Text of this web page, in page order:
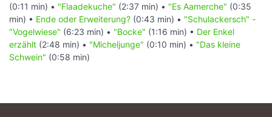
(0:11 min) • "Flaadekuche" (2:37 min) • "Es Aamerche" (0:35
min) • Ende oder Erweiterung? (0:43 min) • "Schulackersch" -
"Vogelwiese" (6:23 min) • "Bocke" (1:16 min) • Der Enkel
erzählt (2:48 min) • "Micheljunge" (0:10 min) • "Das kleine
Schwein" (0:58 min)